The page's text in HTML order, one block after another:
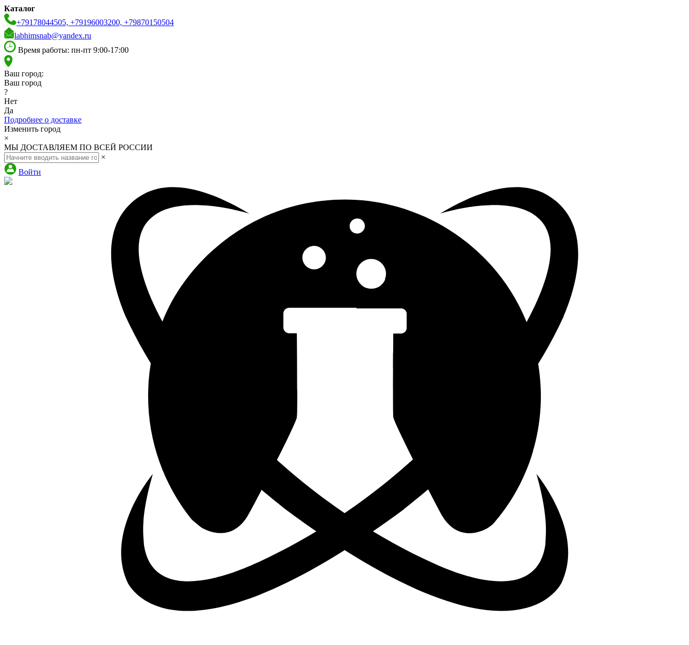
Каталог
+79178044505, +79196003200, +79870150504
labhimsnab@yandex.ru
Время работы: пн-пт 9:00-17:00
Ваш город:
Ваш город
?
Нет
Да
Подробнее о доставке
Изменить город
×
МЫ ДОСТАВЛЯЕМ ПО ВСЕЙ РОССИИ
×
Войти